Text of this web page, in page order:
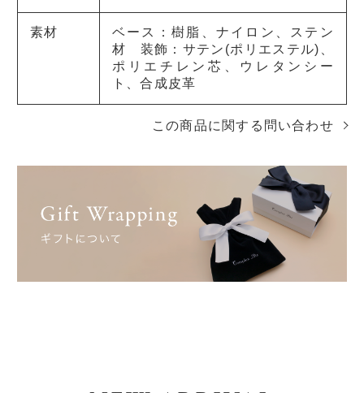
素材
ベース：樹脂、ナイロン、ステン
材 装飾：サテン(ポリエステル)、
ポリエチレン芯、ウレタンシー
ト、合成皮革
この商品に関する問い合わせ